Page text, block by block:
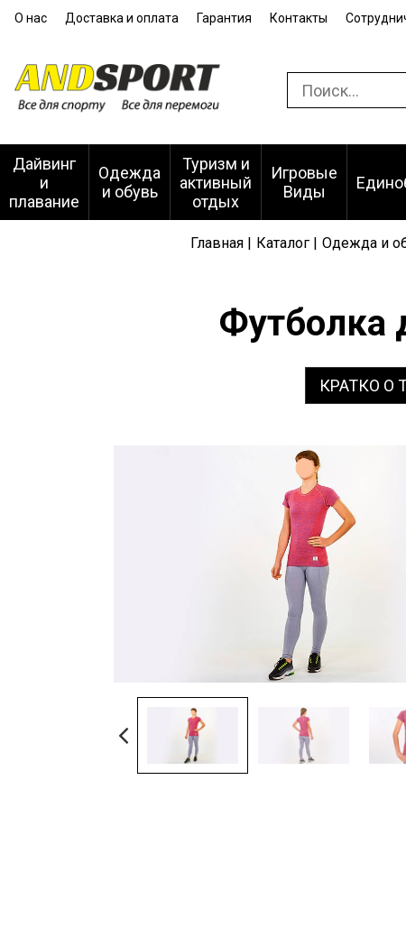
О нас Доставка и оплата Гарантия Контакты
Дайвинг
и
плавание
Одежда
и обувь
Туризм и
активный
отдых
Игровые
Виды
Главная | Каталог | Одежда и
Футболка
КРАТКО О